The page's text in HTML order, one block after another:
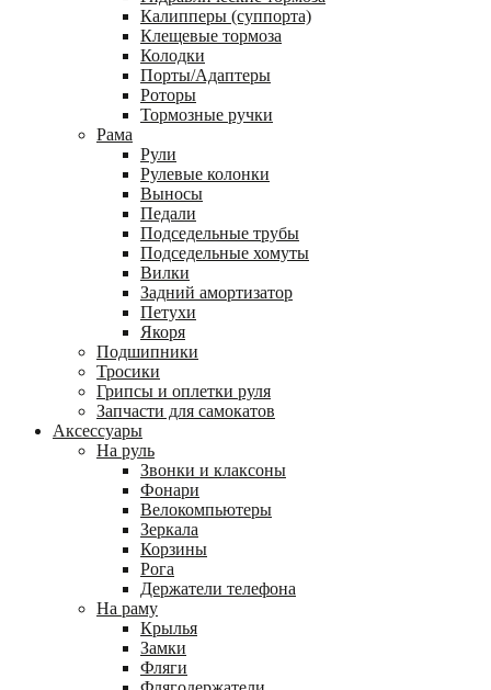
Калипперы (суппорта)
Клещевые тормоза
Колодки
Порты/Адаптеры
Роторы
Тормозные ручки
Рама
Рули
Рулевые колонки
Выносы
Педали
Подседельные трубы
Подседельные хомуты
Вилки
Задний амортизатор
Петухи
Якоря
Подшипники
Тросики
Грипсы и оплетки руля
Запчасти для самокатов
Аксессуары
На руль
Звонки и клаксоны
Фонари
Велокомпьютеры
Зеркала
Корзины
Рога
Держатели телефона
На раму
Крылья
Замки
Фляги